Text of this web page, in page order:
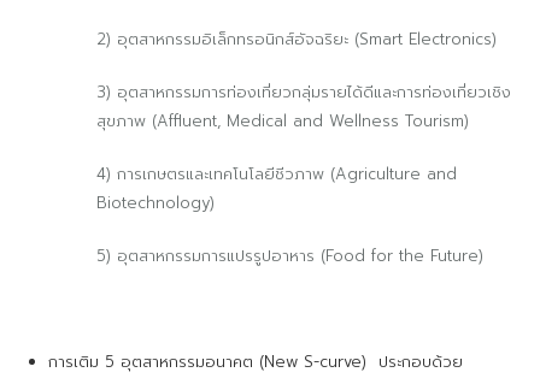
2) อุตสาหกรรมอิเล็กทรอนิกส์อัจฉริยะ (Smart Electronics)
3) อุตสาหกรรมการท่องเที่ยวกลุ่มรายได้ดีและการท่องเที่ยวเชิง
สุขภาพ (Affluent, Medical and Wellness Tourism)
4) การเกษตรและเทคโนโลยีชีวภาพ (Agriculture and
Biotechnology)
5) อุตสาหกรรมการแปรรูปอาหาร (Food for the Future)
การเติม 5 อุตสาหกรรมอนาคต (New S-curve) ประกอบด้วย